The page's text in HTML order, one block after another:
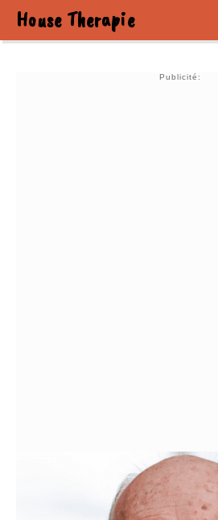
House Therapie
Publicité: